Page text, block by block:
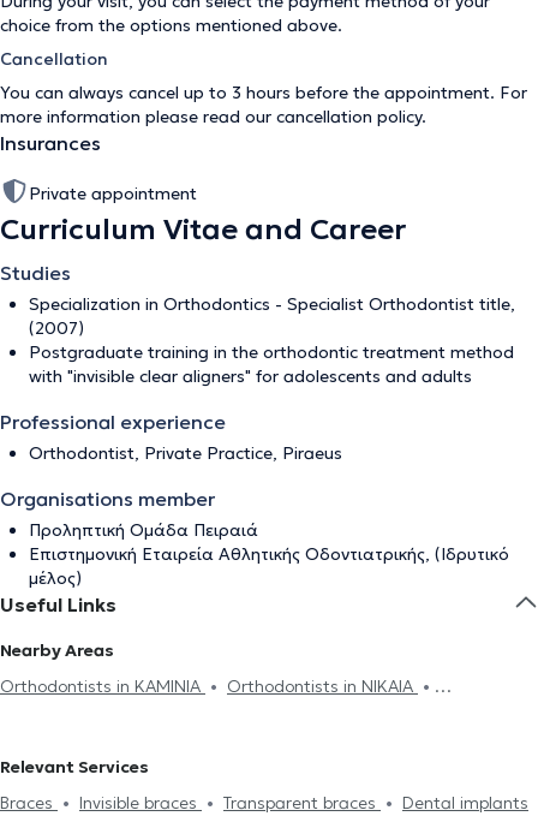
choice from the options mentioned above.
Cancellation
You can always cancel up to 3 hours before the appointment. For
more information please read our cancellation policy.
Insurances
Private appointment
Curriculum Vitae and Career
Studies
Specialization in Orthodontics - Specialist Orthodontist title,
(2007)
Postgraduate training in the orthodontic treatment method
with "invisible clear aligners" for adolescents and adults
Professional experience
Orthodontist, Private Practice, Piraeus
Organisations member
Προληπτική Ομάδα Πειραιά
Επιστημονική Εταιρεία Αθλητικής Οδοντιατρικής, (Ιδρυτικό
μέλος)
Useful Links
Nearby Areas
Orthodontists in KAMINIA
Orthodontists in NIKAIA
Orthodontists in AGIOS DIMITRIOS
Orthodontists in PERISTERI
Orthodontists in PAGRATI
Relevant Services
Braces
Invisible braces Transparent braces Dental implants